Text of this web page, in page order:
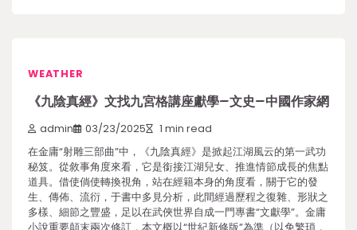
WEATHER
《九陰真經》文找九宮格講座獻學–文史–中國作家網
admin 03/23/2025 1 min read
在金庸“射雕三部曲”中，《九陰真經》是掀起江湖風云的第一武功
秘笈。從敘事角度來看，它是銜接江湖兒女、推進情節成長的焦點
道具。借使倘使轉換視角，站在經籍本身的角度看，關于它的發
生、傳佈、流衍，于書中多見分析，此間經過歷程之復雜、形狀之
多樣、細節之豐盛，足以在武俠世界自成一門專書“文獻學”。金庸